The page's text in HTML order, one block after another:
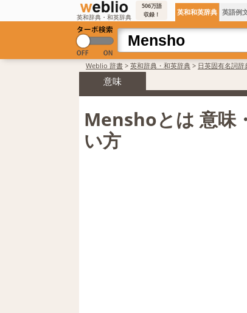
英和辞典・和英辞典
506万語
収録！
英和和英辞典 英語例
Weblio 辞書 > 英和辞典・和英辞典 > 日英固有名詞辞
意味
Menshoとは 意味
い方